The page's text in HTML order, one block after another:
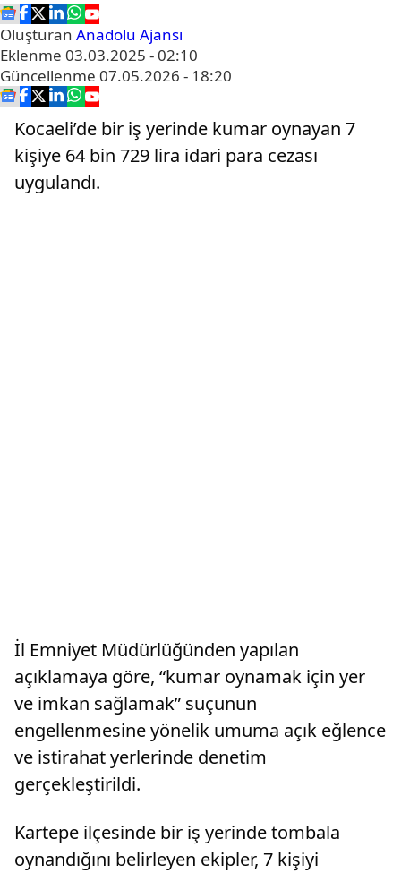
Oluşturan Anadolu Ajansı
Eklenme 03.03.2025 - 02:10
Güncellenme 07.05.2026 - 18:20
Kocaeli’de bir iş yerinde kumar oynayan 7
kişiye 64 bin 729 lira idari para cezası
uygulandı.
İl Emniyet Müdürlüğünden yapılan
açıklamaya göre, “kumar oynamak için yer
ve imkan sağlamak” suçunun
engellenmesine yönelik umuma açık eğlence
ve istirahat yerlerinde denetim
gerçekleştirildi.
Kartepe ilçesinde bir iş yerinde tombala
oynandığını belirleyen ekipler, 7 kişiyi